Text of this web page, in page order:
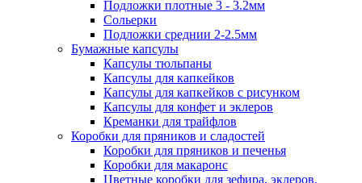
Подложки плотные 3 - 3.2мм
Сольерки
Подложки среднии 2-2.5мм
Бумажные капсулы
Капсулы тюльпаны
Капсулы для капкейков
Капсулы для капкейков с рисунком
Капсулы для конфет и эклеров
Креманки для трайфлов
Коробки для пряников и сладостей
Коробки для пряников и печенья
Коробки для макаронс
Цветные коробки для зефира, эклеров,